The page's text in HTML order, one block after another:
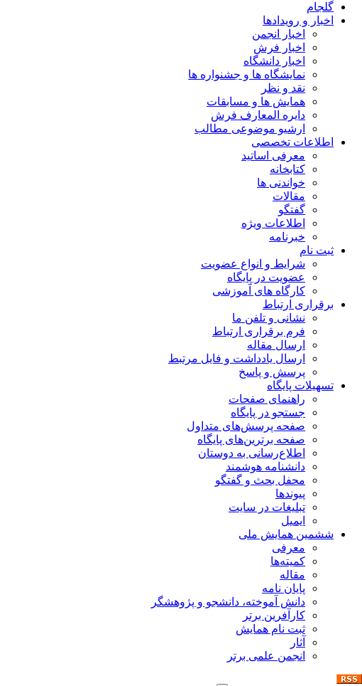
گلجام
اخبار و رویدادها
اخبار انجمن
اخبار فرش
اخبار دانشگاه
نمایشگاه ها و جشنواره ها
نقد و نظر
همایش ها و مسابقات
دایره المعارف فرش
ارشیو موضوعی مطالب
اطلاعات تخصصی
معرفی اساتید
کتابخانه
خواندنی ها
مقالات
گفتگو
اطلاعات ویژه
خبرنامه
ثبت نام
شرایط و انواع عضویت
عضویت در پایگاه
کارگاه های آموزشی
برقراری ارتباط
نشانی و تلفن ما
فرم برقراری ارتباط
ارسال مقاله
ارسال یادداشت و فایل مرتبط
پرسش و پاسخ
تسهیلات پایگاه
راهنمای صفحات
جستجو در پایگاه
صفحه پرسش‌های متداول
صفحه برترین‌های پایگاه
اطلاع‌رسانی به دوستان
دانشنامه هوشمند
محفل بحث و گفتگو
پیوندها
تبلیغات در سایت
ایمیل
ششمین همایش ملی
معرفی
کمیته‌ها
مقاله
پایان نامه
دانش آموخته، دانشجو و پژوهشگر
کارآفرین برتر
ثبت نام همایش
آثار
انجمن علمی برتر